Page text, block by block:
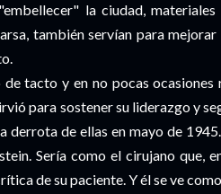
la ciudad,
también servían para
tacto y en no pocas ocasiones
para sostener su liderazgo y
derrota de ellas en mayo de
Sería como el cirujano que,
de su paciente. Y él se ve